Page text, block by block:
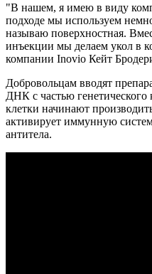
"В нашем, я имею в виду
подходе мы используем
называю поверхностная.
инъекции мы делаем укол в
компании Inovio Кейт
Добровольцам вводят
ДНК с частью
клетки начинают
активирует иммунную
антитела.